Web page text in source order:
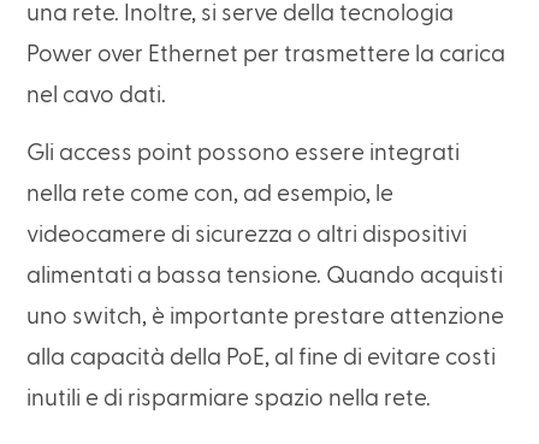
una rete. Inoltre, si serve della tecnologia
Power over Ethernet per trasmettere la carica
nel cavo dati.
Gli access point possono essere integrati
nella rete come con, ad esempio, le
videocamere di sicurezza o altri dispositivi
alimentati a bassa tensione. Quando acquisti
uno switch, è importante prestare attenzione
alla capacità della PoE, al fine di evitare costi
inutili e di risparmiare spazio nella rete.